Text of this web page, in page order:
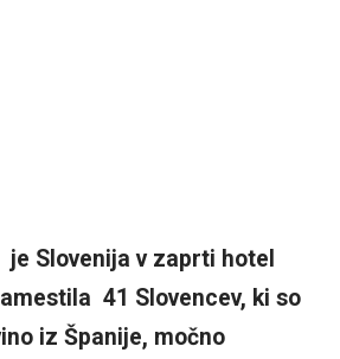
je Slovenija v zaprti hotel
41 Slovencev, ki so
iz Španije, močno